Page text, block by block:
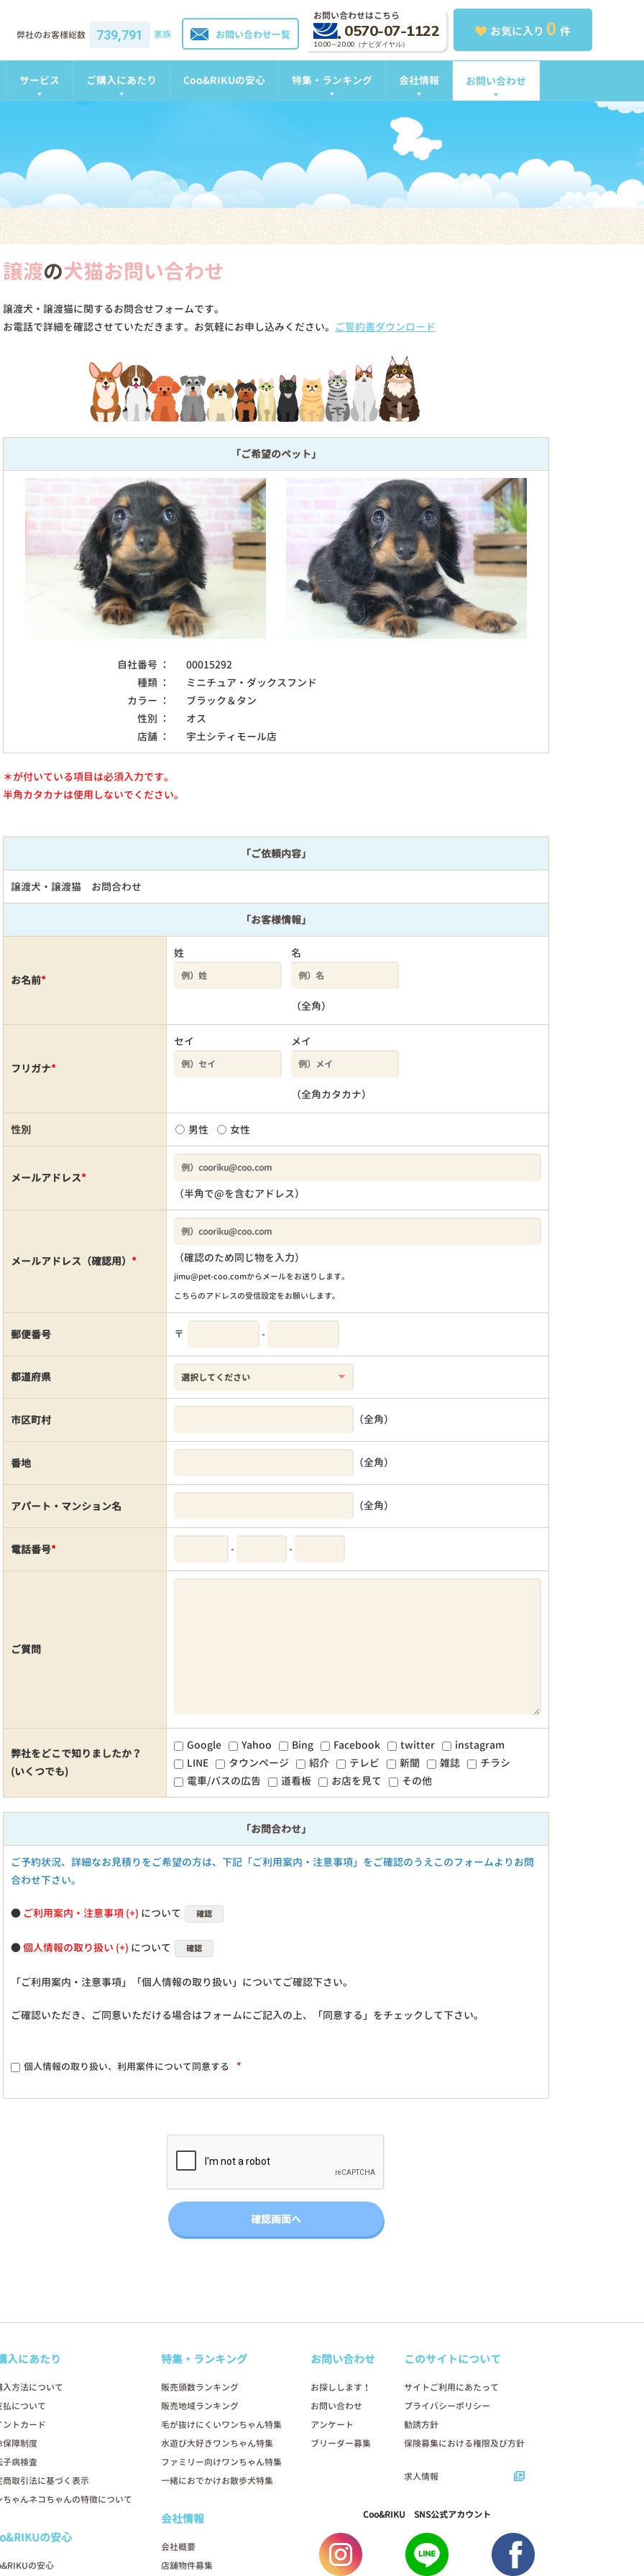
お気に入り 0 件
お問い合わせはこちら
0570-07-1122
10:00～20:00（ナビダイヤル）
お問い合わせ一覧
弊社のお客様総数 739,791 家族
サービス ご購入にあたり Coo&RIKUの安心 特集・ランキング 会社情報 お問い合わせ
譲渡の犬猫お問い合わせ
譲渡犬・譲渡猫に関するお問合せフォームです。
お電話で詳細を確認させていただきます。お気軽にお申し込みください。 ご誓約書ダウンロード
「ご希望のペット」
自社番号 ：
00015292
種類 ：
ミニチュア・ダックスフンド
カラー ：
ブラック＆タン
性別 ：
オス
店舗 ：
宇土シティモール店
＊が付いている項目は必須入力です。
半角カタカナは使用しないでください。
「ご依頼内容」
譲渡犬・譲渡猫 お問合わせ
「お客様情報」
お名前*
姓 名
（全角）
フリガナ*
セイ メイ
（全角カタカナ）
性別 男性 女性
メールアドレス*
（半角で@を含むアドレス）
メールアドレス（確認用） * （確認のため同じ物を入力）
jimu@pet-coo.comからメールをお送りします。
こちらのアドレスの受信設定をお願いします。
郵便番号 〒 -
都道府県
市区町村 （全角）
番地 （全角）
アパート・マンション名 （全角）
電話番号* - -
ご質問
弊社をどこで知りましたか？
(いくつでも)
Google Yahoo Bing Facebook twitter
instagram
LINE
タウンページ 紹介 テレビ 新聞 雑誌
チラシ
電車/バスの広告
道看板 お店を見て その他
「お問合わせ」
ご予約状況、詳細なお見積りをご希望の方は、下記「ご利用案内・注意事項」をご確認のうえこのフォームよりお問
合わせ下さい。
● ご利用案内・注意事項 について 確認
●個人情報の取り扱い について 確認
「ご利用案内・注意事項」「個人情報の取り扱い」についてご確認下さい。
ご確認いただき、ご同意いただける場合はフォームにご記入の上、「同意する」をチェックして下さい。
個人情報の取り扱い、利用案件について同意する *
入にあたり
入方法について
払について
ントカード
保障制度
子病検査
商取引法に基づく表示
ちゃんネコちゃんの特徴について
の安心
の安心
特集・ランキング
販売頭数ランキング
販売地域ランキング
毛が抜けにくいワンちゃん特集
水遊び大好きワンちゃん特集
ファミリー向けワンちゃん特集
一緒におでかけお散歩犬特集
会社情報
会社概要
店舗物件募集
お問い合わせ
お探しします！
お問い合わせ
アンケート
ブリーダー募集
このサイトについて
サイトご利用にあたって
プライバシーポリシー
勧誘方針
保険募集における権限及び方針
求人情報
Coo&RIKU SNS公式アカウント